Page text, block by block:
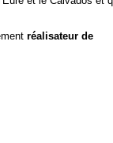
réalisateur de